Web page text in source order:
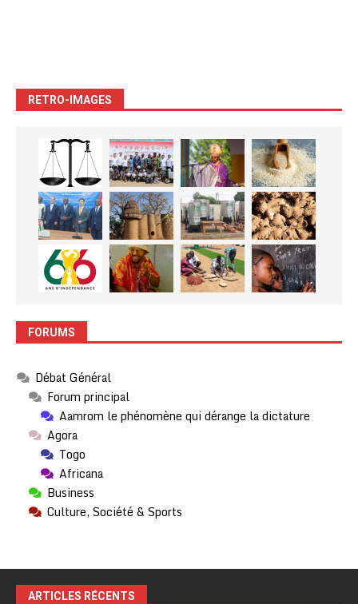
RETRO-IMAGES
FORUMS
Débat Général
Forum principal
Aamrom le phénomène qui dérange la dictature
Agora
Togo
Africana
Business
Culture, Société & Sports
ARTICLES RÉCENTS